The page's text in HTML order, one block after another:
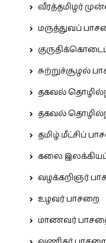
வீரத்தமிழர்
மருத்துவப்
சுற்றுச்சூழல்
தகவல்
தகவல்
தமிழ் மீட்சிப்
கலை
வழக்கறிஞர்
உழவர் பாசறை
மாணவர்